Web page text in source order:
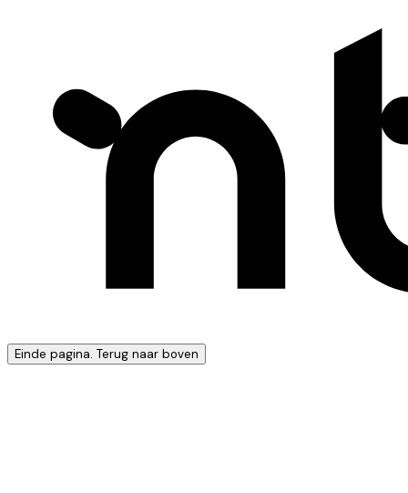
Einde pagina. Terug naar boven